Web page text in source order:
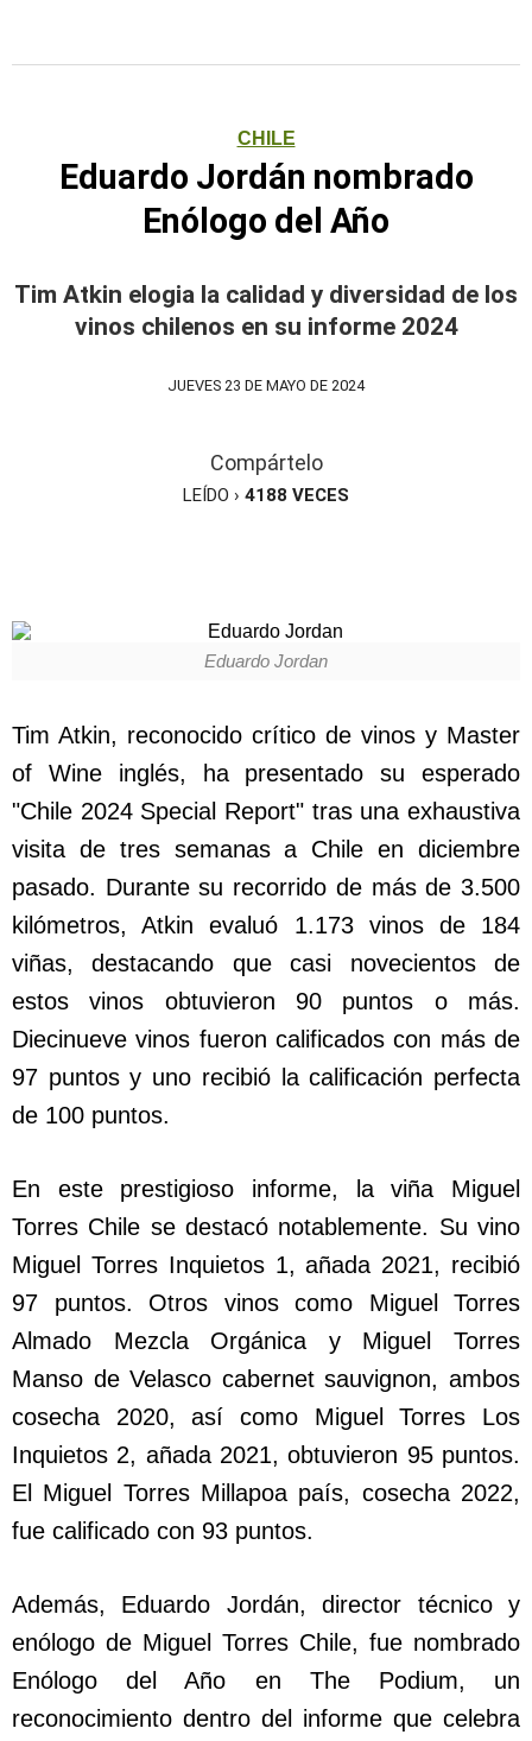
CHILE
Eduardo Jordán nombrado
Enólogo del Año
Tim Atkin elogia la calidad y diversidad de los
vinos chilenos en su informe 2024
JUEVES 23 DE MAYO DE 2024
Compártelo
LEÍDO › 4188 VECES
Eduardo Jordan
Tim Atkin, reconocido crítico de vinos y Master
of Wine inglés, ha presentado su esperado
"Chile 2024 Special Report" tras una exhaustiva
visita de tres semanas a Chile en diciembre
pasado. Durante su recorrido de más de 3.500
kilómetros, Atkin evaluó 1.173 vinos de 184
viñas, destacando que casi novecientos de
estos vinos obtuvieron 90 puntos o más.
Diecinueve vinos fueron calificados con más de
97 puntos y uno recibió la calificación perfecta
de 100 puntos.
En este prestigioso informe, la viña Miguel
Torres Chile se destacó notablemente. Su vino
Miguel Torres Inquietos 1, añada 2021, recibió
97 puntos. Otros vinos como Miguel Torres
Almado Mezcla Orgánica y Miguel Torres
Manso de Velasco cabernet sauvignon, ambos
cosecha 2020, así como Miguel Torres Los
Inquietos 2, añada 2021, obtuvieron 95 puntos.
El Miguel Torres Millapoa país, cosecha 2022,
fue calificado con 93 puntos.
Además, Eduardo Jordán, director técnico y
enólogo de Miguel Torres Chile, fue nombrado
Enólogo del Año en The Podium, un
reconocimiento dentro del informe que celebra